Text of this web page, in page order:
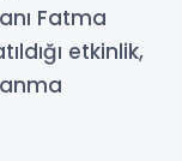
Fatma
etkinlik,